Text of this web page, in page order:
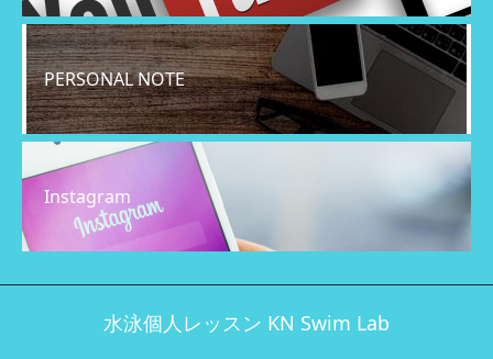
PERSONAL NOTE
Instagram
水泳個人レッスン KN Swim Lab